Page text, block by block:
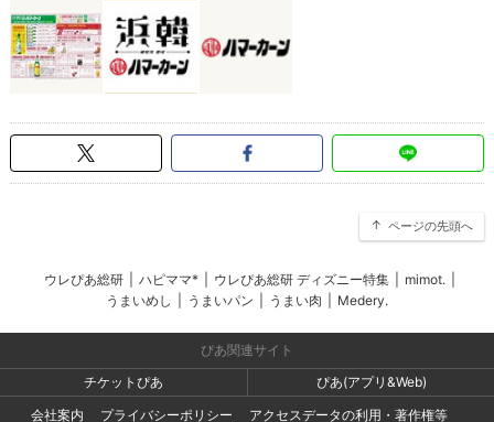
ページの先頭へ
ウレぴあ総研 ハピママ* ウレぴあ総研 ディズニー特集 mimot.
うまいめし
うまいパン うまい肉 Medery.
ぴあ関連サイト
チケットぴあ
ぴあ(アプリ&Web)
会社案内
プライバシーポリシー アクセスデータの利用・著作権等